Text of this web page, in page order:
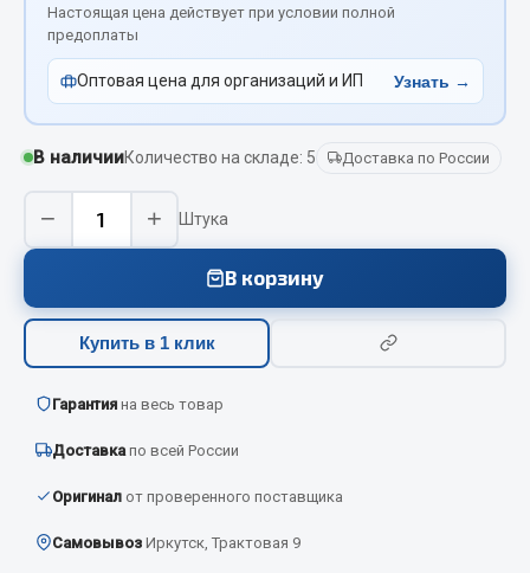
Автономные воздушные отопители
Жидкостные подогреватели
Отопители салона
Подогреватели тосола
Весь раздел
Автокаталоги
Аксессуары автомобильные
Вентиляторы кабины
Вымпела
Настоящая цена действует при условии полной
предоплаты
Оптовая цена для организаций и ИП Узнать →
В наличииКоличество на складе: 5 Доставка по России
− + Штука
В корзину
Купить в 1 клик
Гарантия на весь товар
Доставка по всей России
Оригинал от проверенного поставщика
Самовывоз Иркутск, Трактовая 9